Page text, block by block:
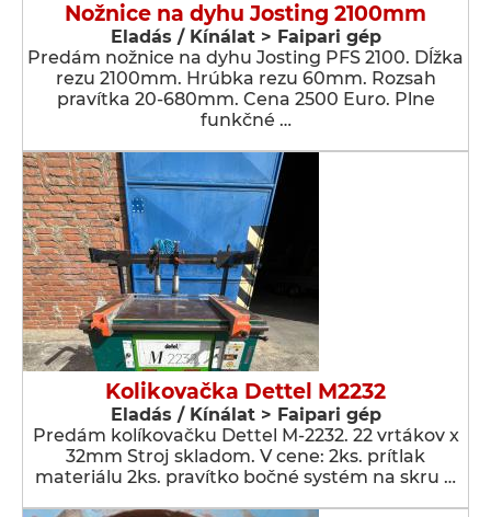
Nožnice na dyhu Josting 2100mm
Eladás / Kínálat > Faipari gép
Predám nožnice na dyhu Josting PFS 2100. Dĺžka
rezu 2100mm. Hrúbka rezu 60mm. Rozsah
pravítka 20-680mm. Cena 2500 Euro. Plne
funkčné …
Kolikovačka Dettel M2232
Eladás / Kínálat > Faipari gép
Predám kolíkovačku Dettel M-2232. 22 vrtákov x
32mm Stroj skladom. V cene: 2ks. prítlak
materiálu 2ks. pravítko bočné systém na skru …